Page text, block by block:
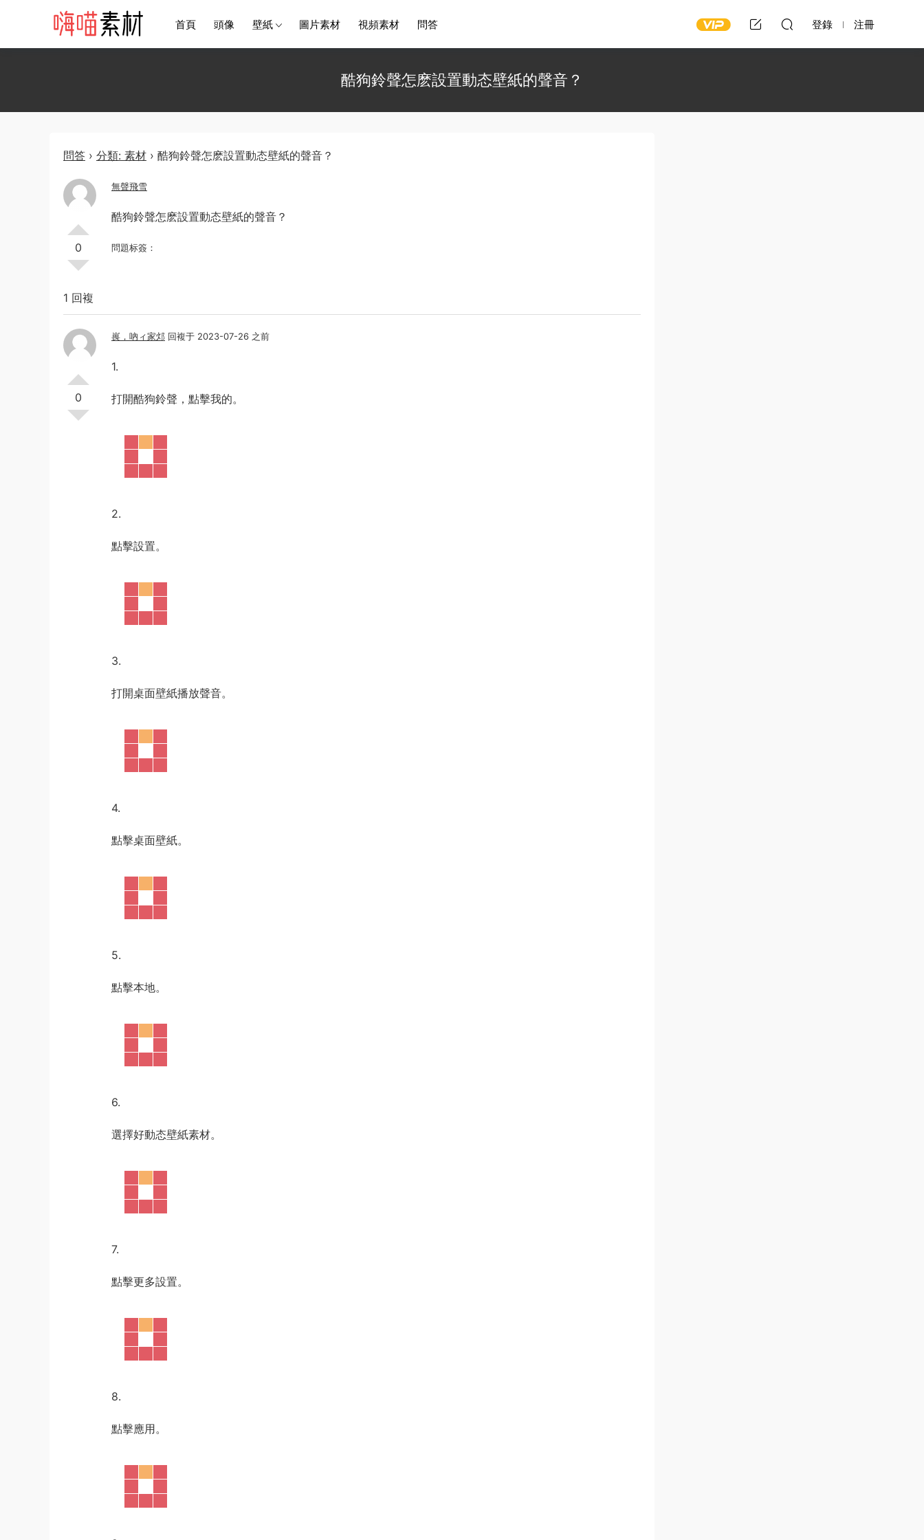
首頁 頭像 壁紙 圖片素材 視頻素材 問答 登錄 注冊
酷狗鈴聲怎麽設置動态壁紙的聲音？
問答 › 分類: 素材 › 酷狗鈴聲怎麽設置動态壁紙的聲音？
0
無聲飛雪
酷狗鈴聲怎麽設置動态壁紙的聲音？
問題标簽：
1 回複
0
嵔，吶ィ家邩 回複于 2023-07-26 之前
1.
打開酷狗鈴聲，點擊我的。
2.
點擊設置。
3.
打開桌面壁紙播放聲音。
4.
點擊桌面壁紙。
5.
點擊本地。
6.
選擇好動态壁紙素材。
7.
點擊更多設置。
8.
點擊應用。